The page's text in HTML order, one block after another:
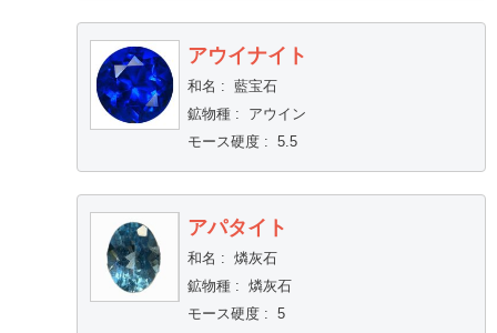
アウイナイト
和名 : 藍宝石
鉱物種:
アウイン
モース硬度: 5.5
アパタイト
和名 : 燐灰石
鉱物種: 燐灰石
モース硬度: 5